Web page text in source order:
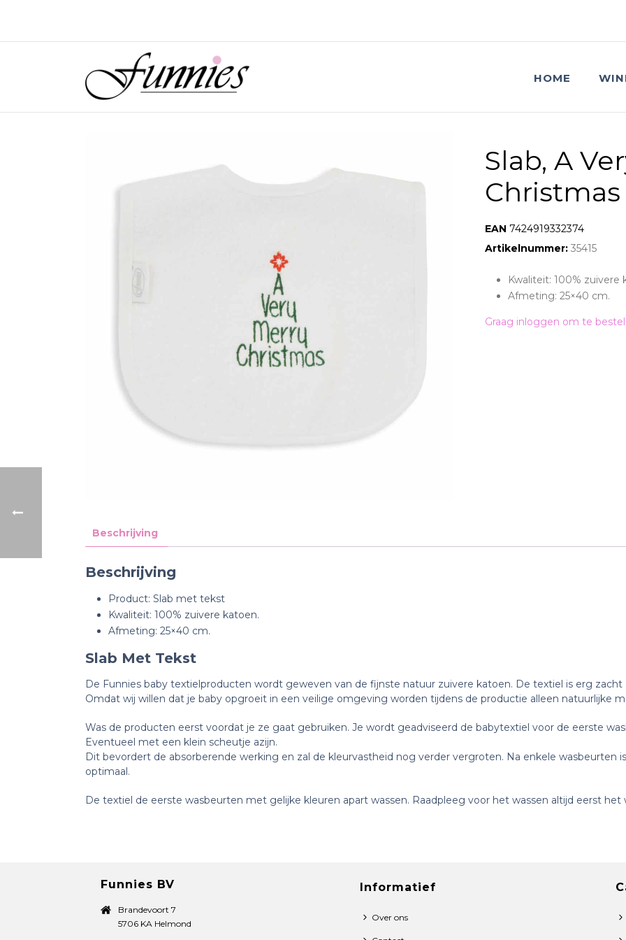
HOME
Slab, A
EAN: 7424919332374
Artikelnummer: 35415
Kwaliteit: 100% zuivere
Afmeting: 25×40 cm.
Graag inloggen om te
Beschrijving
Beschrijving
Product: Slab met tekst
Kwaliteit: 100% zuivere katoen.
Afmeting: 25×40 cm.
Slab Met Tekst
De Funnies baby textielproducten wordt geweven van de fijnste natuur zuivere katoen. De textiel is erg
Omdat wij willen dat je baby opgroeit in een veilige omgeving worden tijdens de productie alleen natuurlijke
Was de producten eerst voordat je ze gaat gebruiken. Je wordt geadviseerd de babytextiel voor de eerste
Eventueel met een klein scheutje azijn.
Dit bevordert de absorberende werking en zal de kleurvastheid nog verder vergroten. Na enkele wasbeurten
optimaal.
De textiel de eerste wasbeurten met gelijke kleuren apart wassen. Raadpleeg voor het wassen altijd eerst het
Funnies BV
Brandevoort 7
5706 KA Helmond
Informatief
Over ons